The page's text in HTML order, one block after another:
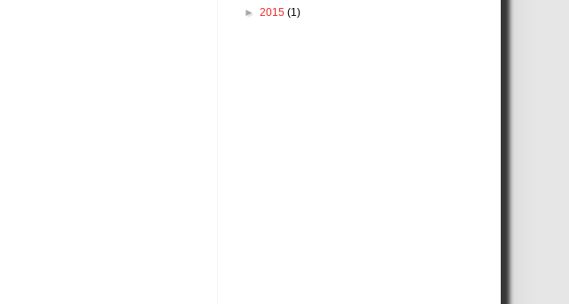
► 2015 (1)